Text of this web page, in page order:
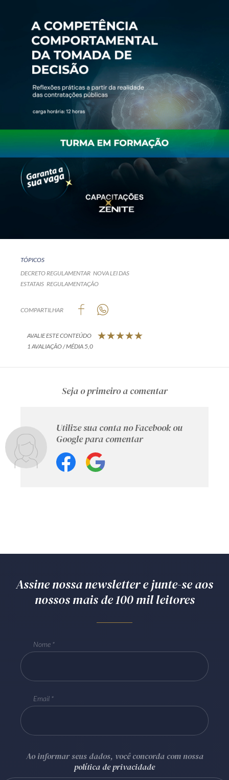
TÓPICOS
DECRETO REGULAMENTAR NOVA LEI DAS
ESTATAIS REGULAMENTAÇÃO
COMPARTILHAR
AVALIE ESTE CONTEÚDO
1 AVALIAÇÃO / MÉDIA 5,0
Seja o primeiro a comentar
Utilize sua conta no Facebook ou
Google para comentar
Assine nossa newsletter e junte-se aos
nossos mais de 100 mil leitores
Nome
Email
Ao informar seus dados, você concorda com nossa
política de privacidade